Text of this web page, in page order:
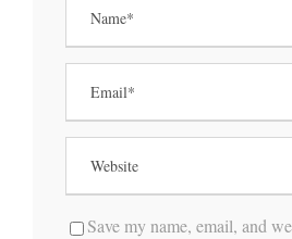
Save my name, email, and